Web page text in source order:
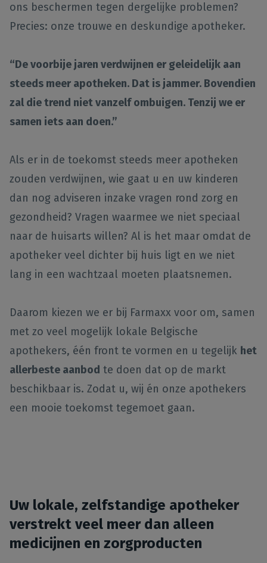
ons beschermen tegen dergelijke problemen?
Precies: onze trouwe en deskundige apotheker.
“De voorbije jaren verdwijnen er geleidelijk aan
steeds meer apotheken. Dat is jammer. Bovendien
zal die trend niet vanzelf ombuigen. Tenzij we er
samen iets aan doen.”
Als er in de toekomst steeds meer apotheken
zouden verdwijnen, wie gaat u en uw kinderen
dan nog adviseren inzake vragen rond zorg en
gezondheid? Vragen waarmee we niet speciaal
naar de huisarts willen? Al is het maar omdat de
apotheker veel dichter bij huis ligt en we niet
lang in een wachtzaal moeten plaatsnemen.
Daarom kiezen we er bij Farmaxx voor om, samen
met zo veel mogelijk lokale Belgische
apothekers, één front te vormen en u tegelijk het
allerbeste aanbod te doen dat op de markt
beschikbaar is. Zodat u, wij én onze apothekers
een mooie toekomst tegemoet gaan.
Uw lokale, zelfstandige apotheker
verstrekt veel meer dan alleen
medicijnen en zorgproducten